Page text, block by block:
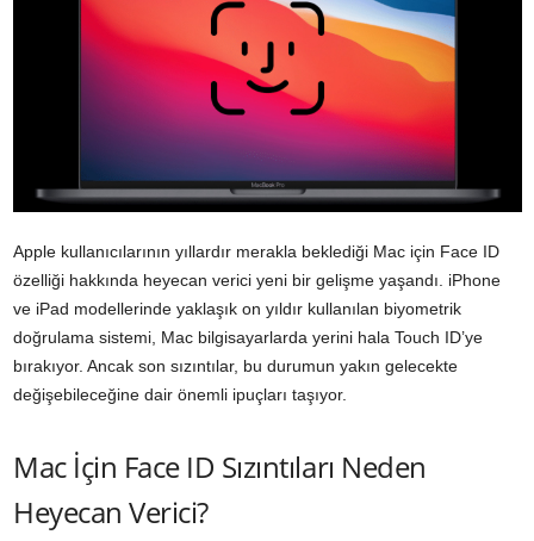
Apple kullanıcılarının yıllardır merakla beklediği Mac için Face ID
özelliği hakkında heyecan verici yeni bir gelişme yaşandı. iPhone
ve iPad modellerinde yaklaşık on yıldır kullanılan biyometrik
doğrulama sistemi, Mac bilgisayarlarda yerini hala Touch ID’ye
bırakıyor. Ancak son sızıntılar, bu durumun yakın gelecekte
değişebileceğine dair önemli ipuçları taşıyor.
Mac İçin Face ID Sızıntıları Neden
Heyecan Verici?